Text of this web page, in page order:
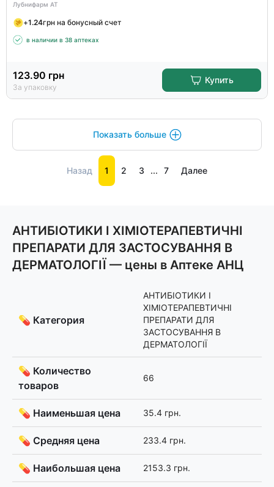
Лубнифарм АТ
+1.24грн на бонусный счет
в наличии в 38 аптеках
123.90 грн
За упаковку
Купить
Показать больше
Назад 1 2 3 ... 7 Далее
АНТИБІОТИКИ І ХІМІОТЕРАПЕВТИЧНІ
ПРЕПАРАТИ ДЛЯ ЗАСТОСУВАННЯ В
ДЕРМАТОЛОГІЇ — цены в Аптеке АНЦ
💊 Категория
АНТИБІОТИКИ І
ХІМІОТЕРАПЕВТИЧНІ
ПРЕПАРАТИ ДЛЯ
ЗАСТОСУВАННЯ В
ДЕРМАТОЛОГІЇ
💊 Количество
товаров
66
💊 Наименьшая цена 35.4 грн.
💊 Средняя цена 233.4 грн.
💊 Наибольшая цена 2153.3 грн.